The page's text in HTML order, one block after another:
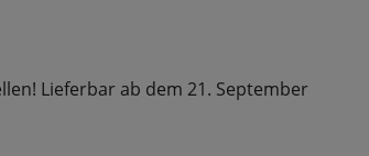
Lieferbar ab dem 21. September